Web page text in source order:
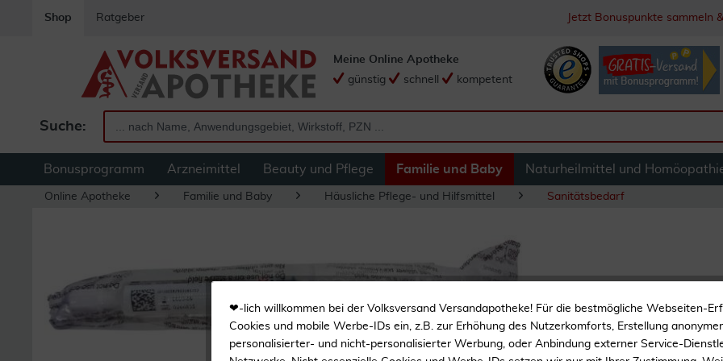
Shop Ratgeber Jetzt Bonuspunkte sammeln
Suche:
Meine Online Apotheke
günstig
schnell kompetent
Bonusprogramm Arzneimittel Beauty und Pflege Familie und Baby Naturheilmittel und
Online Apotheke Familie und Baby Häusliche Pflege- und Hilfsmittel Sanitätsbedarf
Bd Posiflush Sp
❤-lich willkommen bei der Volksversand Versandapotheke! Für die bestmögliche Webseiten-
Cookies und mobile Werbe-IDs ein, z.B. zur Erhöhung des Nutzerkomforts, Erstellung
personalisierter- und nicht-personalisierter Werbung, oder Anbindung externer Service-